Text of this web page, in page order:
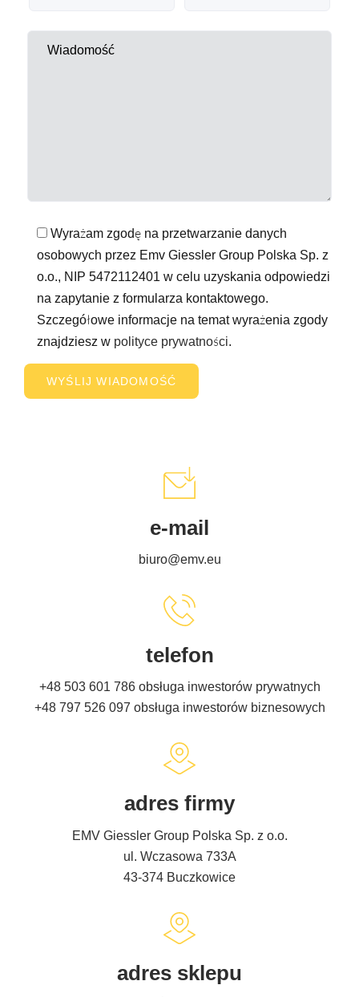
Wyrażam zgodę na przetwarzanie danych
osobowych przez Emv Giessler Group Polska Sp. z
o.o., NIP 5472112401 w celu uzyskania odpowiedzi
na zapytanie z formularza kontaktowego.
Szczegółowe informacje na temat wyrażenia zgody
znajdziesz w polityce prywatności.
e-mail
biuro@emv.eu
telefon
+48 503 601 786 obsługa inwestorów prywatnych
+48 797 526 097 obsługa inwestorów biznesowych
adres firmy
EMV Giessler Group Polska Sp. z o.o.
ul. Wczasowa 733A
43-374 Buczkowice
adres sklepu